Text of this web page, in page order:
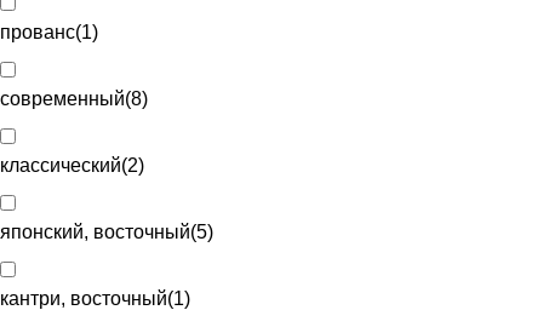
прованс(1)
современный(8)
классический(2)
японский, восточный(5)
кантри, восточный(1)